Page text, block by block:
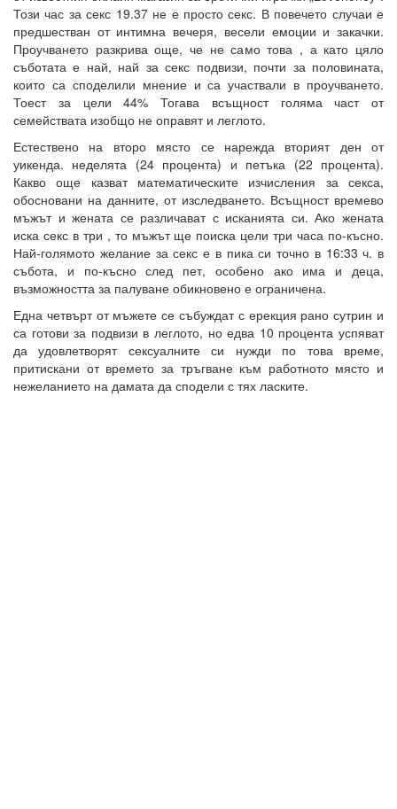
Този час за секс 19.37 не е просто секс. В повечето случаи е
предшестван от интимна вечеря, весели емоции и закачки.
Проучването разкрива още, че не само това , а като цяло
съботата е най, най за секс подвизи, почти за половината,
които са споделили мнение и са участвали в проучването.
Тоест за цели 44% Тогава всъщност голяма част от
семействата изобщо не оправят и леглото.
Естествено на второ място се нарежда вторият ден от
уикенда. неделята (24 процента) и петъка (22 процента).
Какво още казват математическите изчисления за секса,
обосновани на данните, от изследването. Всъщност времево
мъжът и жената се различават с исканията си. Ако жената
иска секс в три , то мъжът ще поиска цели три часа по-късно.
Най-голямото желание за секс е в пика си точно в 16:33 ч. в
събота, и по-късно след пет, особено ако има и деца,
възможността за палуване обикновено е ограничена.
Една четвърт от мъжете се събуждат с ерекция рано сутрин и
са готови за подвизи в леглото, но едва 10 процента успяват
да удовлетворят сексуалните си нужди по това време,
притискани от времето за тръгване към работното място и
нежеланието на дамата да сподели с тях ласките.